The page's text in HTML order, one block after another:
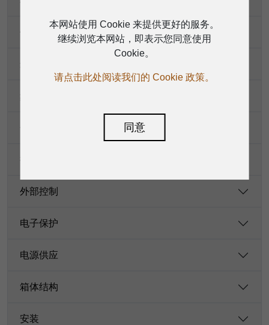
低音单元
最大声压级
频率响应（-6dB）
分频頻率
接口
外部控制
电子保护
电源供应
箱体结构
安装
本网站使用 Cookie 来提供更好的服务。
继续浏览本网站，即表示您同意使用
Cookie。
请点击此处阅读我们的 Cookie 政策。
同意